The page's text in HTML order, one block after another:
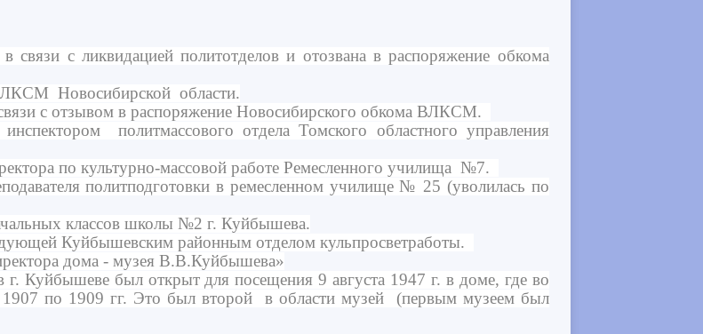
с ликвидацией политотделов и отозвана в распоряжение обкома
Новосибирской области.
с отзывом в распоряжение Новосибирского обкома ВЛКСМ.
политмассового отдела Томского областного управления
по культурно-массовой работе Ремесленного училища №7.
политподготовки в ремесленном училище № 25 (уволилась по
классов школы №2 г. Куйбышева.
Куйбышевским районным отделом кульпросветработы.
дома - музея В.В.Куйбышева»
был открыт для посещения 9 августа 1947 г. в доме, где во
по 1909 гг. Это был второй в области музей (первым музеем был